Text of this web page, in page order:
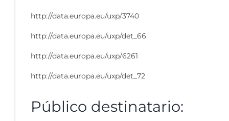
http://data.europa.eu/uxp/3740
http://data.europa.eu/uxp/det_66
http://data.europa.eu/uxp/6261
http://data.europa.eu/uxp/det_72
Público destinatario: